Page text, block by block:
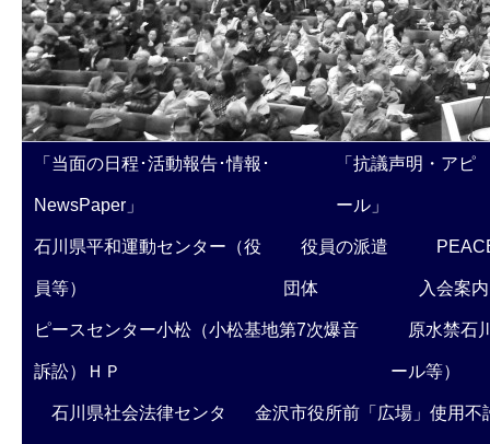
「当面の日程･活動報告･情報･
NewsPaper」
「抗議声明・アピ
ール」
石川県平和運動センター（役
員等）
役員の派遣
団体 入会案内
ピースセンター小松（小松基地第7次爆音
訴訟）ＨＰ
原水禁石
ール等）
石川県社会法律センタ 金沢市役所前「広場」使用不